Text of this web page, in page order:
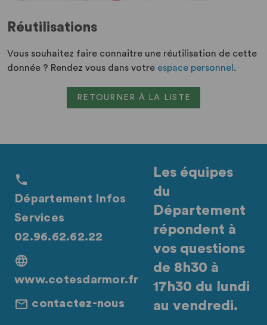
Réutilisations
Vous souhaitez faire connaitre une réutilisation de cette
donnée ? Rendez vous dans votre espace personnel .
RETOURNER À LA LISTE
Département Infos
Services
02.96.62.62.22
www.cotesdarmor.fr
contactez-nous
Les équipes
du
Département
répondent à
vos questions
de 8h30 à
17h30 du lundi
au vendredi.